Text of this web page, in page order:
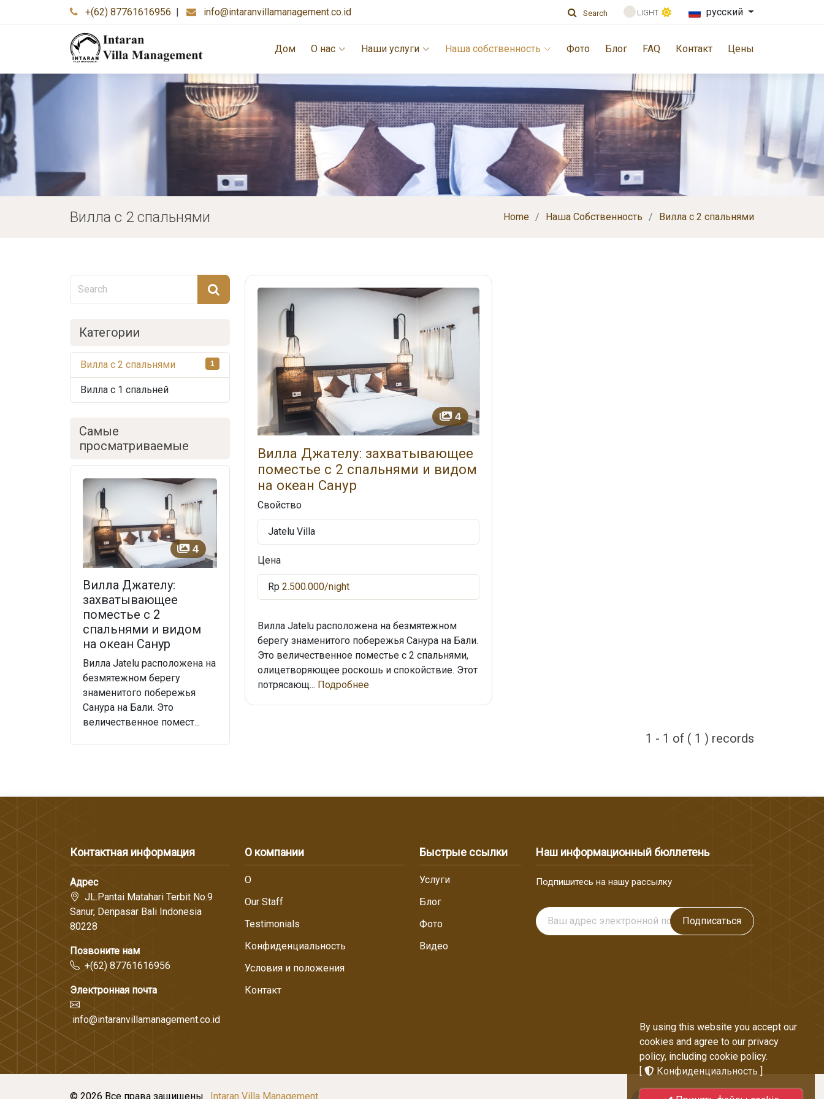
+(62) 87761616956 | info@intaranvillamanagement.co.id Search LIGHT русский
Дом О нас Наши услуги Наша собственность Фото Блог FAQ Контакт Цены
Вилла с 2 спальнями Home Наша Cобственность Вилла с 2 спальнями
Категории
Вилла с 2 спальнями 1
Вилла с 1 спальней
Самые
просматриваемые
4
Вилла Джателу:
захватывающее
поместье с 2
спальнями и видом
на океан Санур
Вилла Jatelu расположена на
безмятежном берегу
знаменитого побережья
Санура на Бали. Это
величественное помест...
4
Вилла Джателу: захватывающее
поместье с 2 спальнями и видом
на океан Санур
Свойство
Jatelu Villa
Цена
Rp 2.500.000/night
Вилла Jatelu расположена на безмятежном
берегу знаменитого побережья Санура на Бали.
Это величественное поместье с 2 спальнями,
олицетворяющее роскошь и спокойствие. Этот
потрясающ... Подробнее
1 - 1 of ( 1 ) records
Подпишитесь сейчас
Подпишитесь на нашу рассылку, чтобы получать
Контактная информация
Адрес
JL.Pantai Matahari Terbit No.9
Sanur, Denpasar Bali Indonesia
80228
Позвоните нам
+(62) 87761616956
Электронная почта
info@intaranvillamanagement.co.id
О компании
О
Our Staff
Testimonials
Конфиденциальность
Условия и положения
Контакт
Быстрые ссылки
Услуги
Блог
Фото
Видео
Наш информационный бюллетень
Подпишитесь на нашу рассылку
Подписаться
© 2026 Все права защищены . Intaran Villa Management
By using this website you accept our
cookies and agree to our privacy
policy, including cookie policy.
[
Конфиденциальность ]